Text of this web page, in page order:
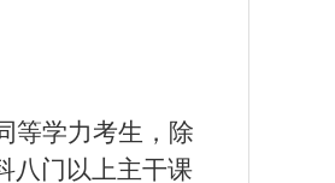
等学力考生，除
八门以上主干课